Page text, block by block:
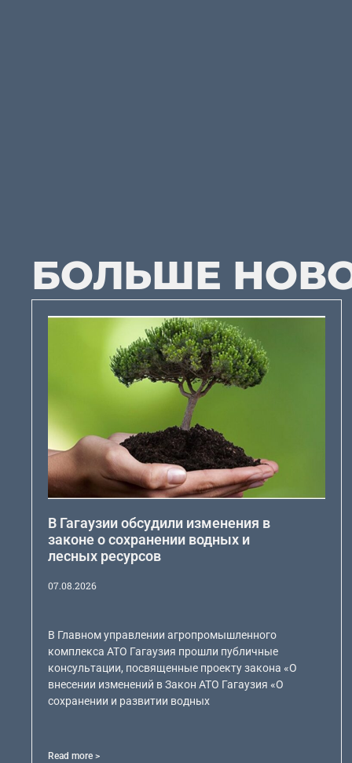
БОЛЬШЕ
В Гагаузии обсудили изменения в
законе о сохранении водных и
лесных ресурсов
07.08.2026
В Главном управлении агропромышленного
комплекса АТО Гагаузия прошли публичные
консультации, посвященные проекту закона «О
внесении изменений в Закон АТО Гагаузия «О
сохранении и развитии водных
Read more >